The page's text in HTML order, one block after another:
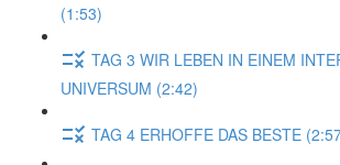
(1:53)
TAG 3 WIR LEBEN IN EINEM
UNIVERSUM (2:42)
TAG 4 ERHOFFE DAS BESTE